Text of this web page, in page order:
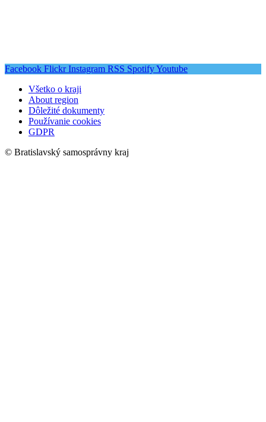
Facebook Flickr Instagram RSS SpotifyYoutube
Všetko o kraji
About region
Dôležité dokumenty
Používanie cookies
GDPR
© Bratislavský samosprávny kraj